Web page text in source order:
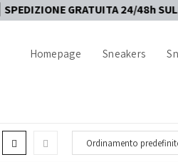
GRATUITA 24/48h SULLE
Homepage Sneakers